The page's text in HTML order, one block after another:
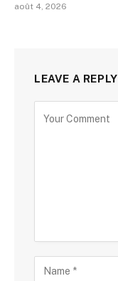
août 4, 2026
LEAVE A REPLY